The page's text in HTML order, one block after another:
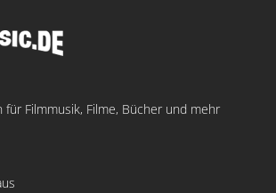
für Filmmusik, Filme, Bücher und mehr